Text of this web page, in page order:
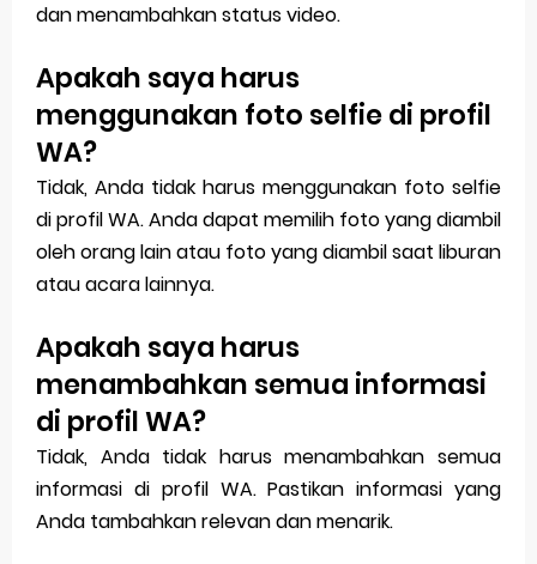
dan menambahkan status video.
Apakah saya harus
menggunakan foto selfie di profil
WA?
Tidak, Anda tidak harus menggunakan foto selfie
di profil WA. Anda dapat memilih foto yang diambil
oleh orang lain atau foto yang diambil saat liburan
atau acara lainnya.
Apakah saya harus
menambahkan semua informasi
di profil WA?
Tidak, Anda tidak harus menambahkan semua
informasi di profil WA. Pastikan informasi yang
Anda tambahkan relevan dan menarik.